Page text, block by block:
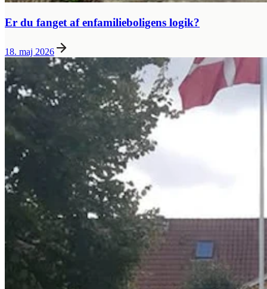
Er du fanget af enfamilieboligens logik?
18. maj 2026